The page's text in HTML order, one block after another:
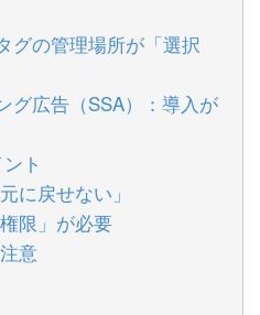
グの管理場所が「選択
グ広告（SSA）：導入が
ト
に戻せない」
限」が必要
意